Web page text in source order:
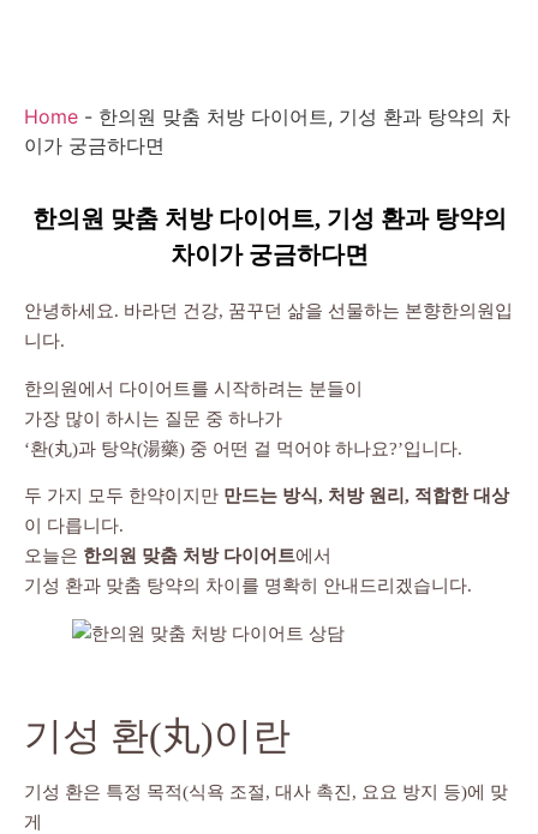
Home - 한의원 맞춤 처방 다이어트, 기성 환과 탕약의 차
이가 궁금하다면
한의원 맞춤 처방 다이어트, 기성 환과 탕약의
차이가 궁금하다면
안녕하세요. 바라던 건강, 꿈꾸던 삶을 선물하는 본향한의원입
니다.
한의원에서 다이어트를 시작하려는 분들이
가장 많이 하시는 질문 중 하나가
‘환(丸)과 탕약(湯藥) 중 어떤 걸 먹어야 하나요?’입니다.
두 가지 모두 한약이지만 만드는 방식, 처방 원리, 적합한 대상
이 다릅니다.
오늘은 한의원 맞춤 처방 다이어트에서
기성 환과 맞춤 탕약의 차이를 명확히 안내드리겠습니다.
기성 환(丸)이란
기성 환은 특정 목적(식욕 조절, 대사 촉진, 요요 방지 등)에 맞
게